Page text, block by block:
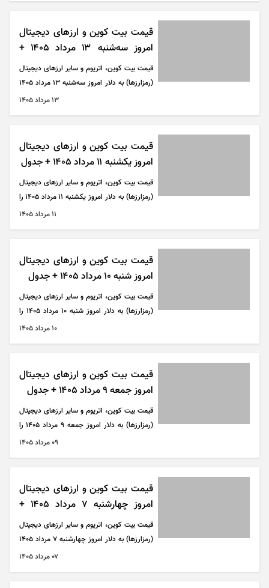
قیمت بیت کوین و ارز‌های دیجیتال
امروز سه‌شنبه ۱۳ مرداد ۱۴۰۵ +
جدول
قیمت بیت کوین، اتریوم و سایر ارز‌های دیجیتال
(رمزارزها) به دلار امروز سه‌شنبه ۱۳ مرداد ۱۴۰۵
را می‌توانید در جدول زیر مشاهده کنید.
۱۳ مرداد ۱۴۰۵
قیمت بیت کوین و ارز‌های دیجیتال
امروز یکشنبه ۱۱ مرداد ۱۴۰۵ + جدول
قیمت بیت کوین، اتریوم و سایر ارز‌های دیجیتال
(رمزارزها) به دلار امروز یکشنبه ۱۱ مرداد ۱۴۰۵ را
می‌توانید در جدول زیر مشاهده کنید.
۱۱ مرداد ۱۴۰۵
قیمت بیت کوین و ارز‌های دیجیتال
امروز شنبه ۱۰ مرداد ۱۴۰۵ + جدول
قیمت بیت کوین، اتریوم و سایر ارز‌های دیجیتال
(رمزارزها) به دلار امروز شنبه ۱۰ مرداد ۱۴۰۵ را
می‌توانید در جدول زیر مشاهده کنید.
۱۰ مرداد ۱۴۰۵
قیمت بیت کوین و ارز‌های دیجیتال
امروز جمعه ۹ مرداد ۱۴۰۵ + جدول
قیمت بیت کوین، اتریوم و سایر ارز‌های دیجیتال
(رمزارزها) به دلار امروز جمعه ۹ مرداد ۱۴۰۵ را
می‌توانید در جدول زیر مشاهده کنید.
۰۹ مرداد ۱۴۰۵
قیمت بیت کوین و ارز‌های دیجیتال
امروز چهارشنبه ۷ مرداد ۱۴۰۵ +
جدول
قیمت بیت کوین، اتریوم و سایر ارز‌های دیجیتال
(رمزارزها) به دلار امروز چهارشنبه ۷ مرداد ۱۴۰۵
را می‌توانید در جدول زیر مشاهده کنید.
۰۷ مرداد ۱۴۰۵